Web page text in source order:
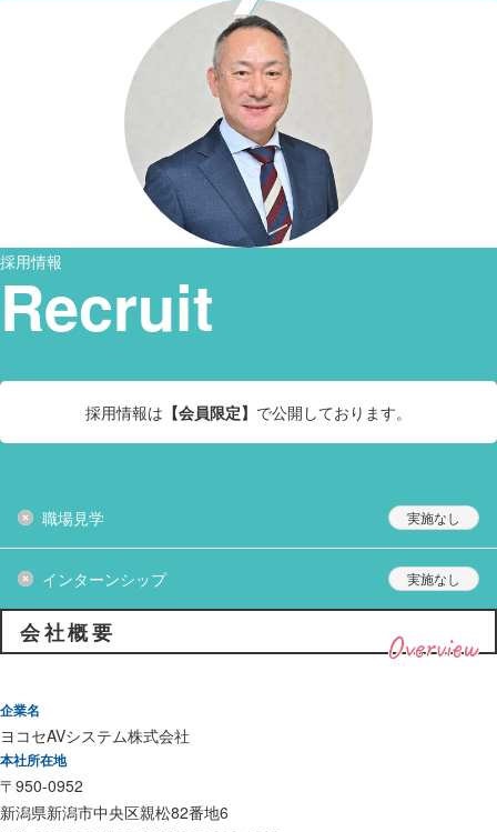
採用情報
Recruit
採用情報は 【会員限定】 で公開しております。
職場見学
インターンシップ
Overview
会社概要
企業名
ヨコセAVシステム株式会社
本社所在地
〒950-0952
新潟県新潟市中央区親松82番地6